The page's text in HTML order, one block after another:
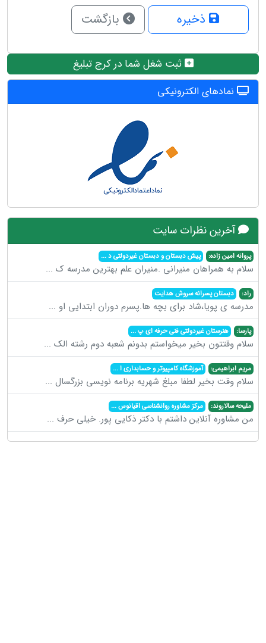
ذخیره بازگشت
ثبت شغل شما در کرج تبلیغ
نمادهای الکترونیکی
آخرین نظرات سایت
پروانه امین زاده: پیش دبستان و دبستان غیردولتی د...
سلام به همراهان منیرانی .منیران علم بهترین مدرسه ک ...
راد: دبستان پسرانه سروش هدایت
مدرسه ی پویا،شاد برای بچه ها.پسرم دوران ابتدایی او ...
پارسا: هنرستان غیردولتی فنی حرفه ای پ...
سلام وقتتون بخیر میخواستم بدونم شعبه دوم رشته الک ...
مریم ابراهیمی: آموزشگاه کامپیوتر و حسابداری ا...
سلام وقت بخیر لطفا مبلغ شهریه برنامه نویسی بزرگسال ...
ملیحه سالاروند: مرکز مشاوره روانشناسی اقیانوس...
من مشاوره آنلاین داشتم با دکتر ذکایی پور. خیلی حرف ...